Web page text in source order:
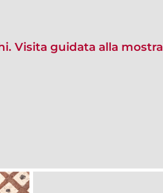
Visita guidata alla mostra